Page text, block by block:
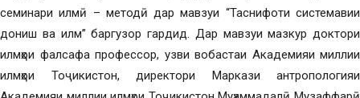
семинари илмӣ – методӣ дар мавзуи “Таснифоти системавии
дониш ва илм” баргузор гардид. Дар мавзуи мазкур доктори
илмҳои фалсафа профессор, узви вобастаи Академияи миллии
илмҳои Тоҷикистон, директори Маркази антропологияи